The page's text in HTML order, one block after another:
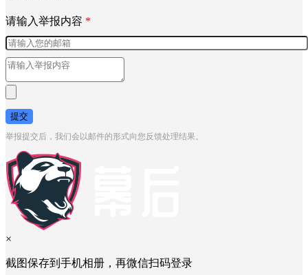
请输入举报内容 *
提交
举报提交后，我们会以邮件的形式向您反馈处理结果。
×
截图保存到手机相册，再微信扫码登录